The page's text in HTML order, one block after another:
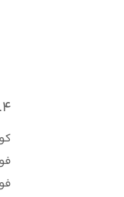
4. کوره قوس الکتریکی (EAF)